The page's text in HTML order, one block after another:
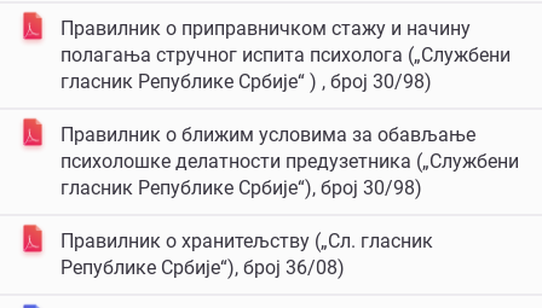
Правилник о приправничком стажу и начину
полагања стручног испита психолога („Службени
гласник Републике Србије“ ) , број 30/98)
Правилник о ближим условима за обављање
психолошке делатности предузетника („Службени
гласник Републике Србије“), број 30/98)
Правилник о хранитељству („Сл. гласник
Републике Србије“), број 36/08)